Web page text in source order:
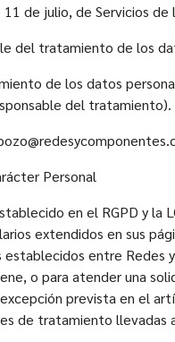
de julio, de Servicios de
del tratamiento de los
de los datos
del
Personal
en el RGPD y la
extendidos en sus
entre Redes
o para atender una
prevista en el
de tratamiento llevadas